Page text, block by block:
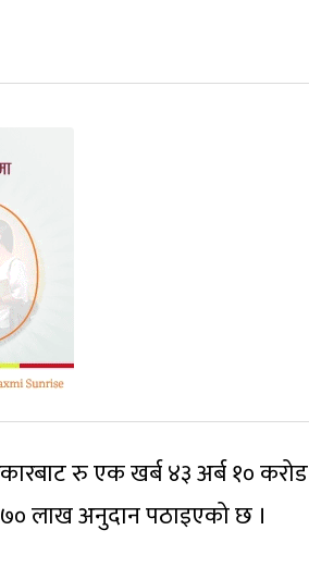
रु एक खर्ब ४३ अर्ब १०
लाख अनुदान पठाइएको छ ।